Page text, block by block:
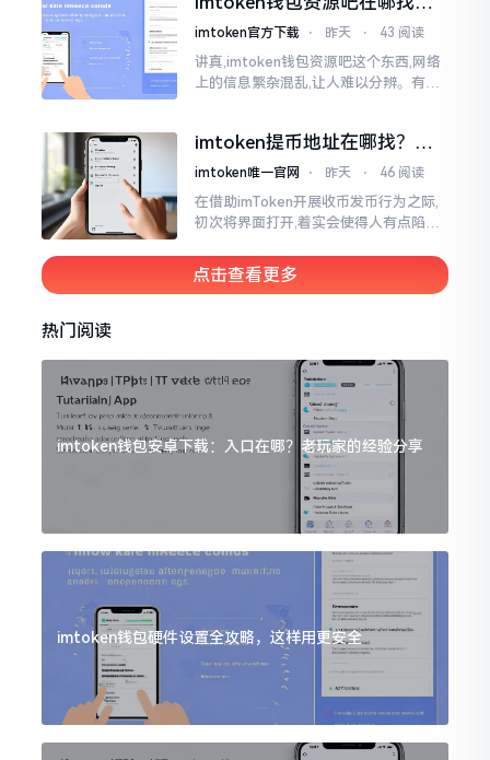
这些坑我帮你趟过
imtoken官方下载 ⋅ 昨天 ⋅ 43 阅读
讲真,imtoken钱包资源吧这个东西,网络
上的信息繁杂混乱,让人难以分辨。有的
imtoken提币地址在哪找？手
把手教你快速查看
imtoken唯一官网 ⋅ 昨天 ⋅ 46 阅读
在借助imToken开展收币发币行为之际,
初次将界面打开,着实会使得人有点陷入
于如同迷宫一样。好多人纷纷询问我
点击查看更多
热门阅读
imtoken钱包安卓下载：入口在哪？老玩家的经验分享
imtoken钱包硬件设置全攻略，这样用更安全